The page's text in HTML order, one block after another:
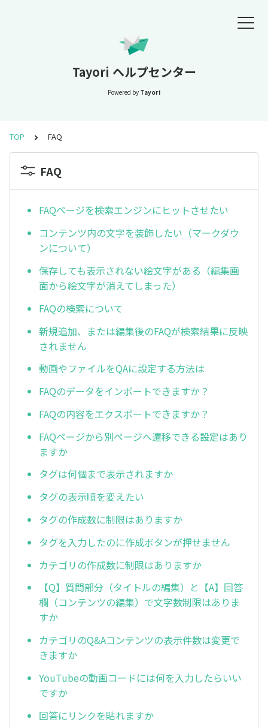
Tayori ヘルプセンター
Powered by Tayori
TOP FAQ
FAQ
FAQページを検索エンジンにヒットさせたい
コンテンツ内の文字を装飾したい（マークダウ
ンについて）
保存しても表示されない絵文字がある（編集画
面から絵文字が消えてしまった）
FAQの検索について
新規追加、または編集後のFAQが検索結果に反映
されません
動画やファイルをQAに設定する方法は
FAQのデータをインポートできますか？
FAQの内容をエクスポートできますか？
FAQページから別ページへ遷移できる設定はあり
ますか
タグは何個まで表示されますか
タグの表示順を変えたい
タグの作成数に制限はありますか
タグを入力したのに作成ボタンが押せません
カテゴリの作成数に制限はありますか
【Q】質問部分（タイトルの編集）と【A】回答
欄（コンテンツの編集）で文字数制限はありま
すか
カテゴリのQ&Aコンテンツの表示件数は変更で
きますか
YouTubeの動画コードには何を入力したらいい
ですか
回答にリンクを貼れますか